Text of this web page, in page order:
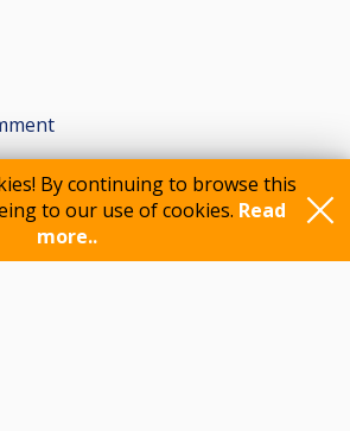
By continuing to browse this
to our use of cookies. Read
more..